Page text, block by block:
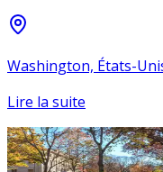
Washington, États-
Lire la suite